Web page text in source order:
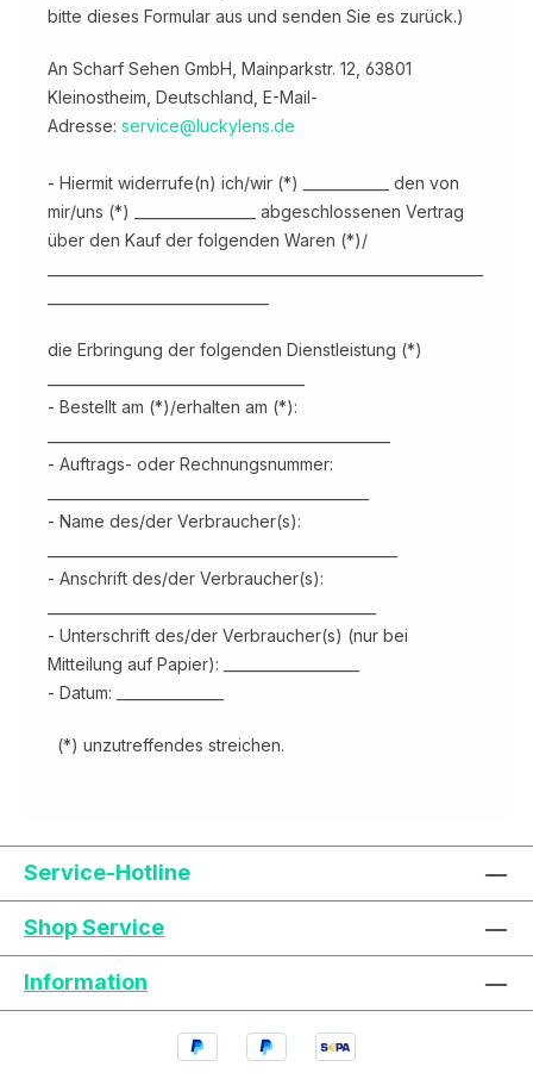
bitte dieses Formular aus und senden Sie es zurück.)
An Scharf Sehen GmbH, Mainparkstr. 12, 63801
Kleinostheim, Deutschland, E-Mail-
Adresse: service@luckylens.de
- Hiermit widerrufe(n) ich/wir (*) ____________ den von
mir/uns (*) _________________ abgeschlossenen Vertrag
über den Kauf der folgenden Waren (*)/
die Erbringung der folgenden Dienstleistung (*)
- Bestellt am (*)/erhalten am (*):
- Auftrags- oder Rechnungsnummer:
- Name des/der Verbraucher(s):
- Anschrift des/der Verbraucher(s):
- Unterschrift des/der Verbraucher(s) (nur bei
Mitteilung auf Papier): ___________________
- Datum: _______________
(*) unzutreffendes streichen.
Service-Hotline
Shop Service
Information
Text vergrößern Hochkontrastmodus
Farben invertieren
Niedrige Sättigung
Links unterstreichen Gut lesbare Schrift